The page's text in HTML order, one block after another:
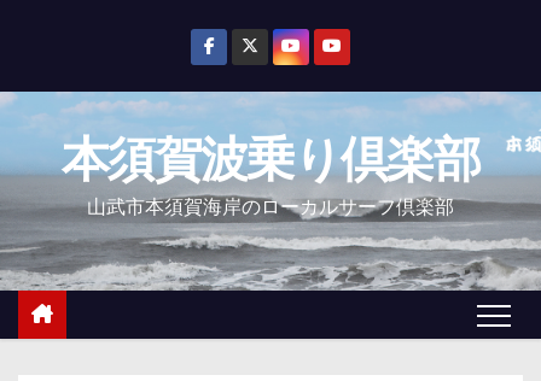
ン
へ
キ
ッ
本須賀波乗り倶楽部
山武市本須賀海岸のローカルサーフ倶楽部